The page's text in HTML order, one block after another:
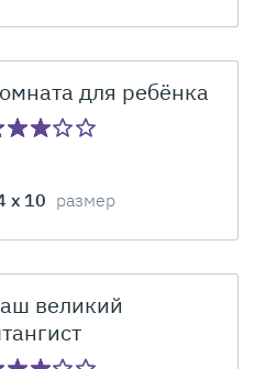
для ребёнка
x 10 размер
великий